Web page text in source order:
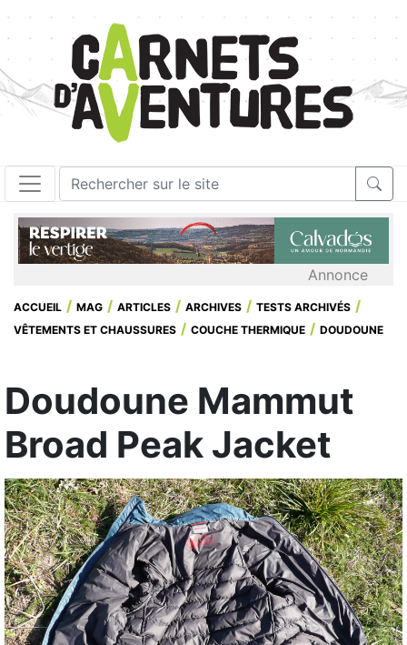
Annonce
ACCUEIL MAG ARTICLES ARCHIVES
TESTS ARCHIVÉS
VÊTEMENTS ET CHAUSSURES
COUCHE THERMIQUE DOUDOUNE
Doudoune Mammut
Broad Peak Jacket